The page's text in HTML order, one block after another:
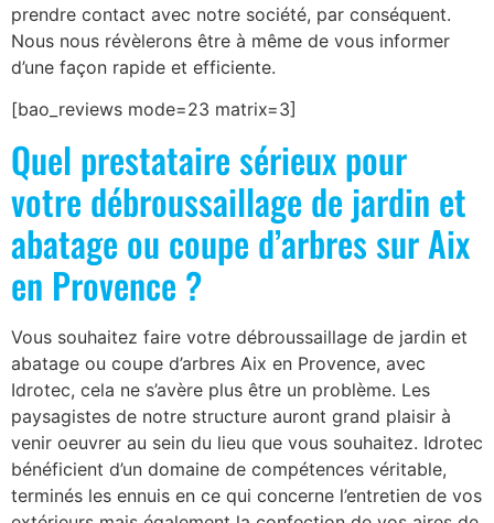
prendre contact avec notre société, par conséquent.
Nous nous révèlerons être à même de vous informer
d’une façon rapide et efficiente.
[bao_reviews mode=23 matrix=3]
Quel prestataire sérieux pour
votre débroussaillage de jardin et
abatage ou coupe d’arbres sur Aix
en Provence ?
Vous souhaitez faire votre débroussaillage de jardin et
abatage ou coupe d’arbres Aix en Provence, avec
Idrotec, cela ne s’avère plus être un problème. Les
paysagistes de notre structure auront grand plaisir à
venir oeuvrer au sein du lieu que vous souhaitez. Idrotec
bénéficient d’un domaine de compétences véritable,
terminés les ennuis en ce qui concerne l’entretien de vos